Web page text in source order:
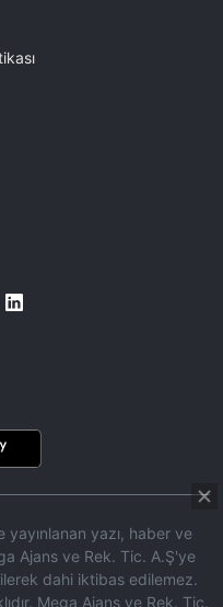
yazı, haber ve
Ajans ve Rek. Tic. A.Ş'ye
dahi iktibas edilemez.
Mega Ajans ve Rek. Tic.